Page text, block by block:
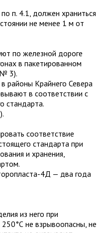
п. 4.1, должен храниться
не менее 1 м от
по железной дороге
в пакетированном
№ 3).
районы Крайнего Севера
в соответствии с
стандарта.
соответствие
стандарта при
и хранения,
4Д — два года
из него при
не взрывоопасны, не